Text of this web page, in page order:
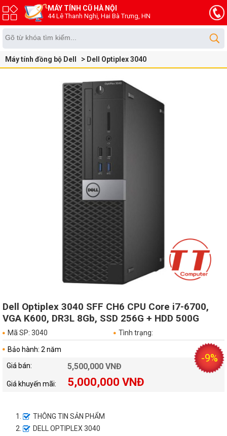
MÁY TÍNH CŨ HÀ NỘI
44 Lê Thanh Nghị, Hai Bà Trưng, HN
Máy tính đồng bộ Dell Dell Optiplex 3040
Dell Optiplex 3040 SFF CH6 CPU Core i7-6700,
VGA K600, DR3L 8Gb, SSD 256G + HDD 500G
Mã SP: 3040 Tình trạng:
-9%
Bảo hành: 2 năm
Giá bán:
5,500,000 VNĐ
Giá khuyến mãi: 5,000,000 VNĐ
THÔNG TIN SẢN PHẨM
DELL OPTIPLEX 3040